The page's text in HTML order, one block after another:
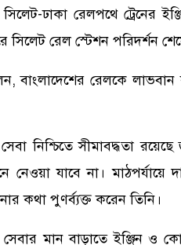
ঢাকা রেলপথে ট্রেনের
সিলেট রেল স্টেশন পরিদর্শন
বাংলাদেশের রেলকে
নিশ্চিতে সীমাবদ্ধতা
নেওয়া যাবে না। মাঠপর্যায়ে
কথা পুণর্ব্যক্ত করেন তিনি।
মান বাড়াতে ইঞ্জিন ও